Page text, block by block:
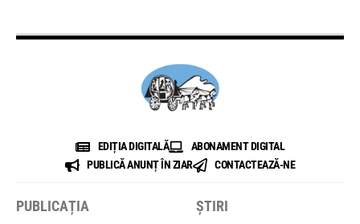
EDIȚIA DIGITALĂ
ABONAMENT DIGITAL
PUBLICĂ ANUNȚ ÎN ZIAR
CONTACTEAZĂ-NE
PUBLICAȚIA ȘTIRI